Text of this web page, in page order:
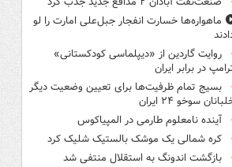
ماهواره‌ها خسارت انفجار جبل‌علی امارت را لو
روایت گاردین از «دیپلماسی کودکستانی»
در برابر ایران
بسیج تمام ظرفیت‌ها برای تعیین وضعیت دیگر
سوخو ۲۴ ایران
آینده نامعلوم طارمی در المپیاکوس
کره شمالی یک موشک بالستیک شلیک کرد
بازگشت اندونگ به استقلال منتفی شد